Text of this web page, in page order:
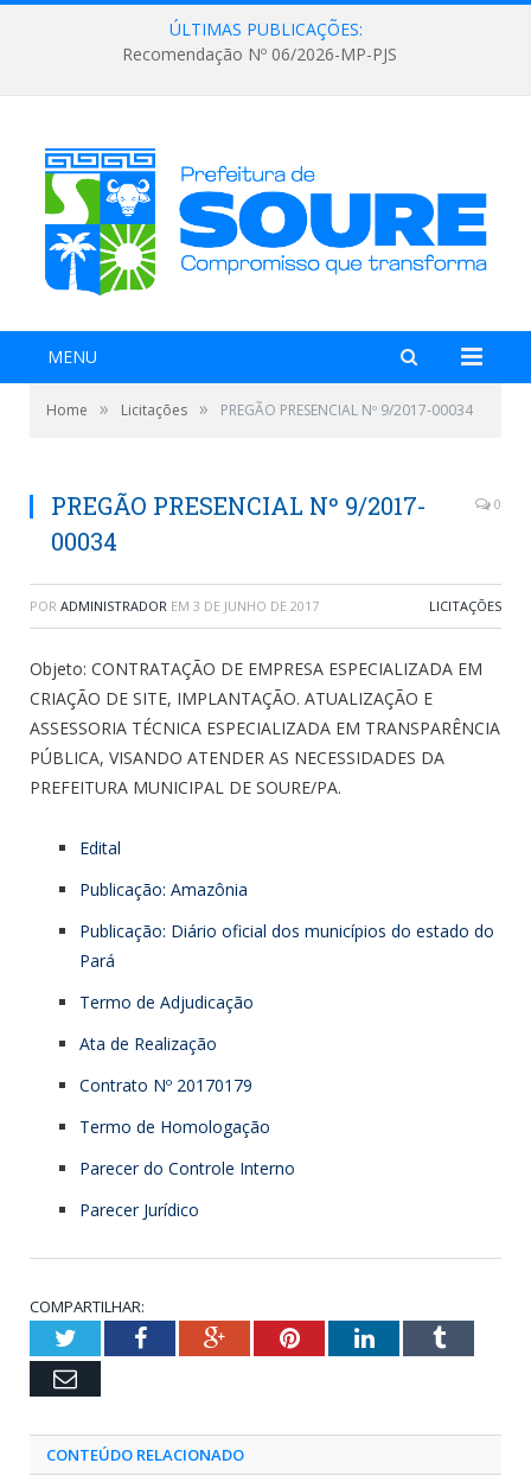
ÚLTIMAS PUBLICAÇÕES:
Recomendação Nº 06/2026-MP-PJS
MENU
Home » Licitações » PREGÃO PRESENCIAL Nº 9/2017-00034
PREGÃO PRESENCIAL Nº 9/2017-
00034
0
POR ADMINISTRADOR EM 3 DE JUNHO DE 2017 LICITAÇÕES
Objeto: CONTRATAÇÃO DE EMPRESA ESPECIALIZADA EM
CRIAÇÃO DE SITE, IMPLANTAÇÃO. ATUALIZAÇÃO E
ASSESSORIA TÉCNICA ESPECIALIZADA EM TRANSPARÊNCIA
PÚBLICA, VISANDO ATENDER AS NECESSIDADES DA
PREFEITURA MUNICIPAL DE SOURE/PA.
Edital
Publicação: Amazônia
Publicação: Diário oficial dos municípios do estado do
Pará
Termo de Adjudicação
Ata de Realização
Contrato Nº 20170179
Termo de Homologação
Parecer do Controle Interno
Parecer Jurídico
COMPARTILHAR:
TwitterFacebookGoogle+PinterestLinkedInTumblr
Email
CONTEÚDO RELACIONADO